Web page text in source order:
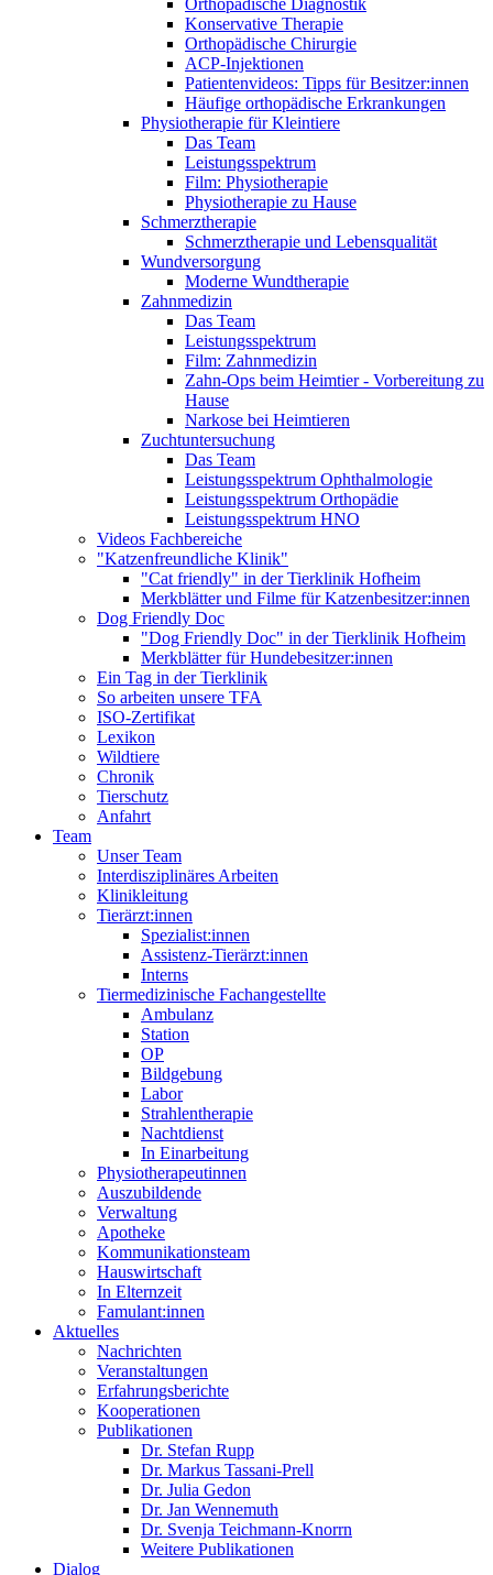
Orthopädische Diagnostik
Konservative Therapie
Orthopädische Chirurgie
ACP-Injektionen
Patientenvideos: Tipps für Besitzer:innen
Häufige orthopädische Erkrankungen
Physiotherapie für Kleintiere
Das Team
Leistungsspektrum
Film: Physiotherapie
Physiotherapie zu Hause
Schmerztherapie
Schmerztherapie und Lebensqualität
Wundversorgung
Moderne Wundtherapie
Zahnmedizin
Das Team
Leistungsspektrum
Film: Zahnmedizin
Zahn-Ops beim Heimtier - Vorbereitung zu
Hause
Narkose bei Heimtieren
Zuchtuntersuchung
Das Team
Leistungsspektrum Ophthalmologie
Leistungsspektrum Orthopädie
Leistungsspektrum HNO
Videos Fachbereiche
"Katzenfreundliche Klinik"
"Cat friendly" in der Tierklinik Hofheim
Merkblätter und Filme für Katzenbesitzer:innen
Dog Friendly Doc
"Dog Friendly Doc" in der Tierklinik Hofheim
Merkblätter für Hundebesitzer:innen
Ein Tag in der Tierklinik
So arbeiten unsere TFA
ISO-Zertifikat
Lexikon
Wildtiere
Chronik
Tierschutz
Anfahrt
Team
Unser Team
Interdisziplinäres Arbeiten
Klinikleitung
Tierärzt:innen
Spezialist:innen
Assistenz-Tierärzt:innen
Interns
Tiermedizinische Fachangestellte
Ambulanz
Station
OP
Bildgebung
Labor
Strahlentherapie
Nachtdienst
In Einarbeitung
Physiotherapeutinnen
Auszubildende
Verwaltung
Apotheke
Kommunikationsteam
Hauswirtschaft
In Elternzeit
Famulant:innen
Aktuelles
Nachrichten
Veranstaltungen
Erfahrungsberichte
Kooperationen
Publikationen
Dr. Stefan Rupp
Dr. Markus Tassani-Prell
Dr. Julia Gedon
Dr. Jan Wennemuth
Dr. Svenja Teichmann-Knorrn
Weitere Publikationen
Dialog